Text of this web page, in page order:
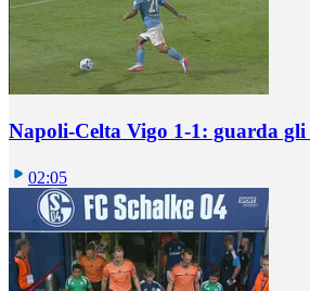
Napoli-Celta Vigo 1-1: guarda
02:05